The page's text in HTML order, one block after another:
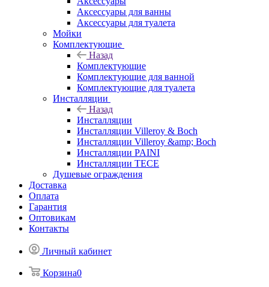
Аксессуары для ванны
Аксессуары для туалета
Мойки
Комплектующие
Назад
Комплектующие
Комплектующие для ванной
Комплектующие для туалета
Инсталляции
Назад
Инсталляции
Инсталляции Villeroy & Boch
Инсталляции Villeroy &amp; Boch
Инсталляции PAINI
Инсталляции TECE
Душевые ограждения
Доставка
Оплата
Гарантия
Оптовикам
Контакты
Личный кабинет
Корзина0